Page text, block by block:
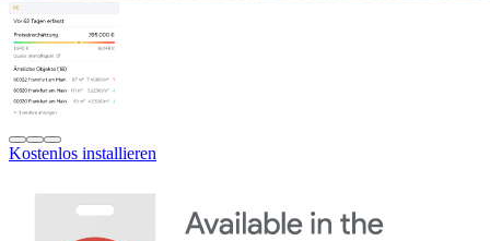
Kostenlos installieren